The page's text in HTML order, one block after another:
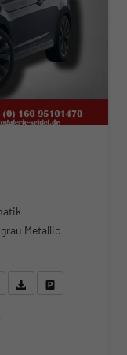
Metallic
anfragen
Wir rufen Sie anFahrzeugexposé (PDF)